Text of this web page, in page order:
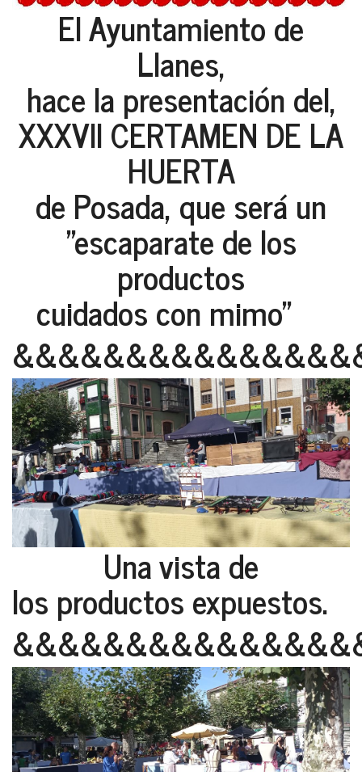
El Ayuntamiento de
Llanes,
hace la presentación del,
XXXVII CERTAMEN DE LA
HUERTA
de Posada, que será un
"escaparate de los
productos
cuidados con mimo"
Una vista de
los productos expuestos.